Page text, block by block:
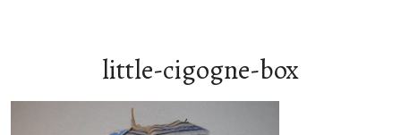
little-cigogne-box